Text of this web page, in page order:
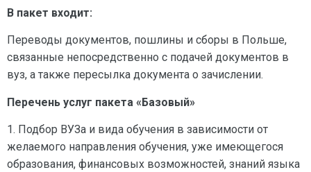
В пакет входит:
Переводы документов, пошлины и сборы в Польше,
связанные непосредственно с подачей документов в
вуз, а также пересылка документа о зачислении.
Перечень услуг пакета «Базовый»
1. Подбор ВУЗа и вида обучения в зависимости от
желаемого направления обучения, уже имеющегося
образования, финансовых возможностей, знаний языка